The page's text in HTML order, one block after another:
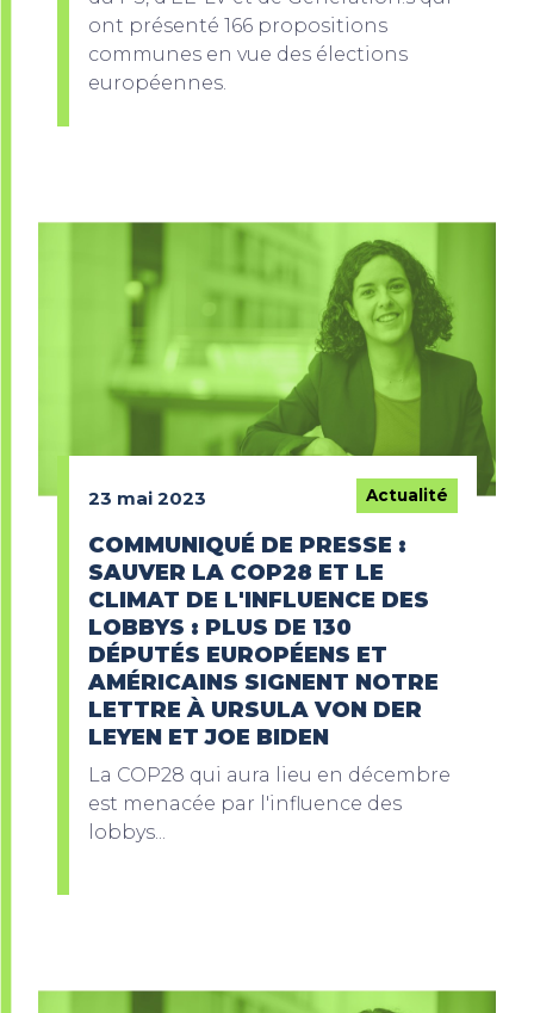
ont présenté 166 propositions
communes en vue des élections
européennes.
23 mai 2023 Actualité
COMMUNIQUÉ DE PRESSE :
SAUVER LA COP28 ET LE
CLIMAT DE L'INFLUENCE DES
LOBBYS : PLUS DE 130
DÉPUTÉS EUROPÉENS ET
AMÉRICAINS SIGNENT NOTRE
LETTRE À URSULA VON DER
LEYEN ET JOE BIDEN
La COP28 qui aura lieu en décembre
est menacée par l'influence des
lobbys...